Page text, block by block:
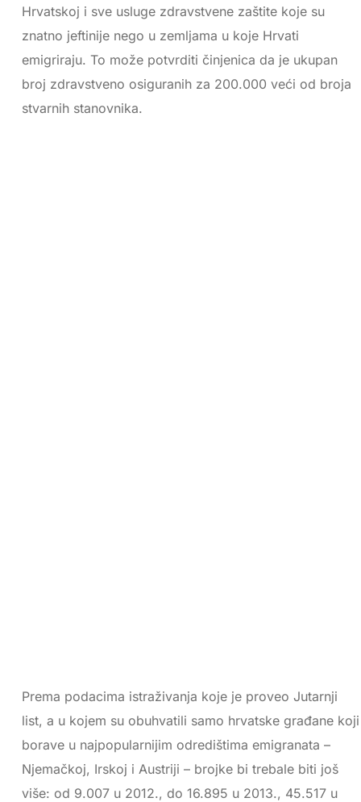
Hrvatskoj i sve usluge zdravstvene zaštite koje su
znatno jeftinije nego u zemljama u koje Hrvati
emigriraju. To može potvrditi činjenica da je ukupan
broj zdravstveno osiguranih za 200.000 veći od broja
stvarnih stanovnika.
Prema podacima istraživanja koje je proveo Jutarnji
list, a u kojem su obuhvatili samo hrvatske građane koji
borave u najpopularnijim odredištima emigranata –
Njemačkoj, Irskoj i Austriji – brojke bi trebale biti još
više: od 9.007 u 2012., do 16.895 u 2013., 45.517 u